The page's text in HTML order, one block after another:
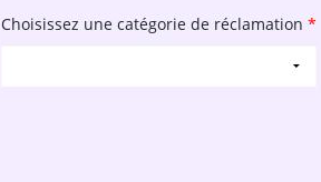
Choisissez une catégorie de réclamation *